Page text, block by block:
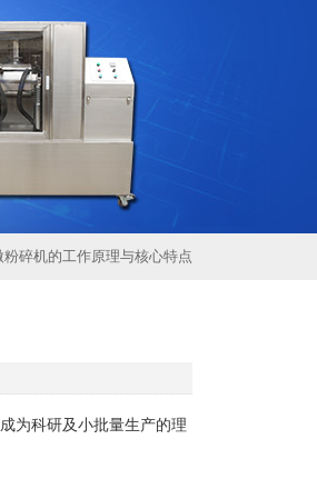
粉碎机的工作原理与核心特点
为科研及小批量生产的理